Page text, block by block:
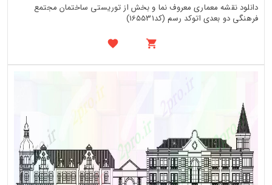
دانلود نقشه معماری معروف نما و بخش از توریستی ساختمان مجتمع
فرهنگی دو بعدی اتوکد رسم (کد165531)